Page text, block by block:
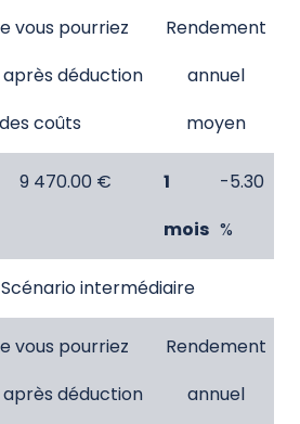
vous pourriez
déduction
des coûts
Rendement
annuel
moyen
9 470.00 €
1
mois
-5.30
%
Scénario intermédiaire
vous pourriez
déduction
Rendement
annuel